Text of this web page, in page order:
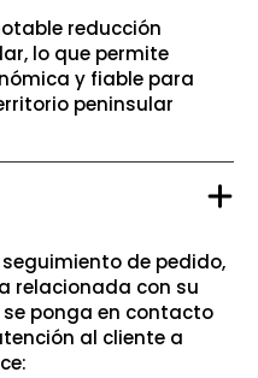
reducción
lo que permite
y fiable para
peninsular
de pedido,
relacionada con su
ponga en contacto
al cliente a